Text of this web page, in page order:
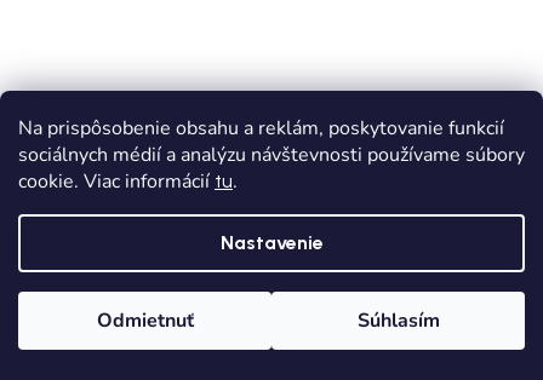
Na prispôsobenie obsahu a reklám, poskytovanie funkcií
sociálnych médií a analýzu návštevnosti používame súbory
cookie. Viac informácií tu.
Nastavenie
Odmietnuť Súhlasím